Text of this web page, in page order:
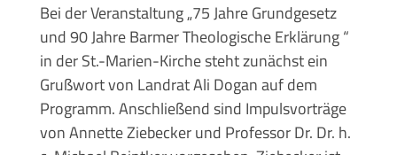
Bei der Veranstaltung „75 Jahre Grundgesetz
und 90 Jahre Barmer Theologische Erklärung “
in der St.-Marien-Kirche steht zunächst ein
Grußwort von Landrat Ali Dogan auf dem
Programm. Anschließend sind Impulsvorträge
von Annette Ziebecker und Professor Dr. Dr. h.